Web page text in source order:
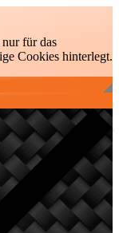
für das
Cookies hinterlegt.